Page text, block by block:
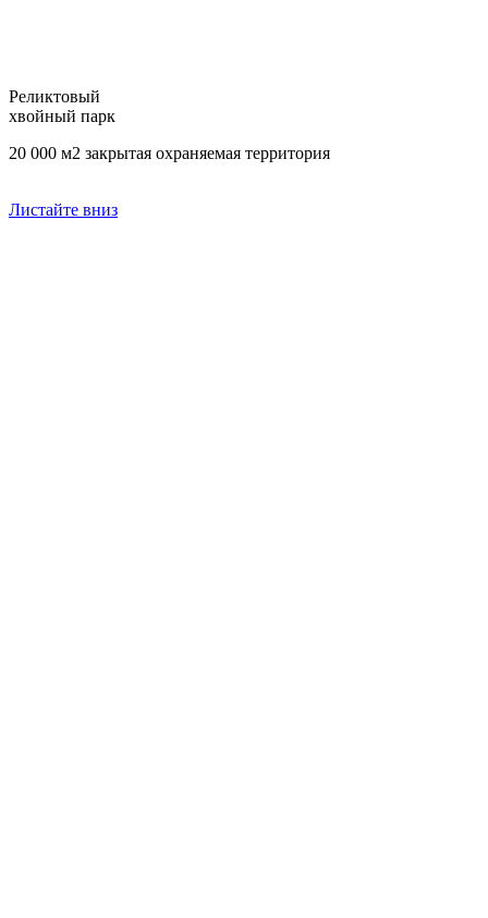
Реликтовый
хвойный парк
20 000 м2 закрытая охраняемая территория
Листайте вниз